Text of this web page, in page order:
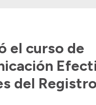
prensa
noticias
el curso de
del